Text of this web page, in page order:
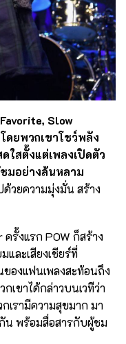
Slow
ดยพวกเขาโชว์พลัง
ใสตั้งแต่เพลงเปิดตัว
มอย่างล้นหลาม
วยความมุ่งมั่น สร้าง
ครั้งแรก POW ก็สร้าง
และเสียงเชียร์ที่
องแฟนเพลงสะท้อนถึง
เขาได้กล่าวบนเวทีว่า
เรามีความสุขมาก มา
น พร้อมสื่อสารกับผู้ชม